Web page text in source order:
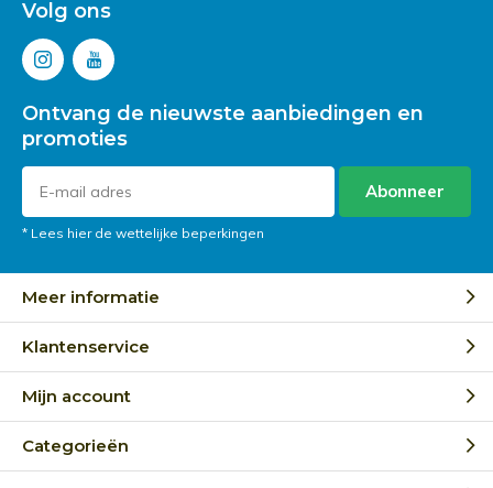
Volg ons
Ontvang de nieuwste aanbiedingen en
promoties
Abonneer
* Lees hier de wettelijke beperkingen
Meer informatie
Klantenservice
Mijn account
Categorieën